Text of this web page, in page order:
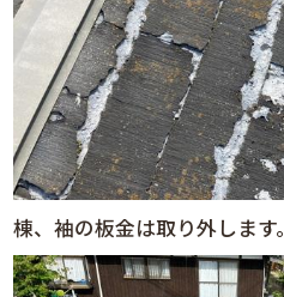
棟、袖の板金は取り外します。